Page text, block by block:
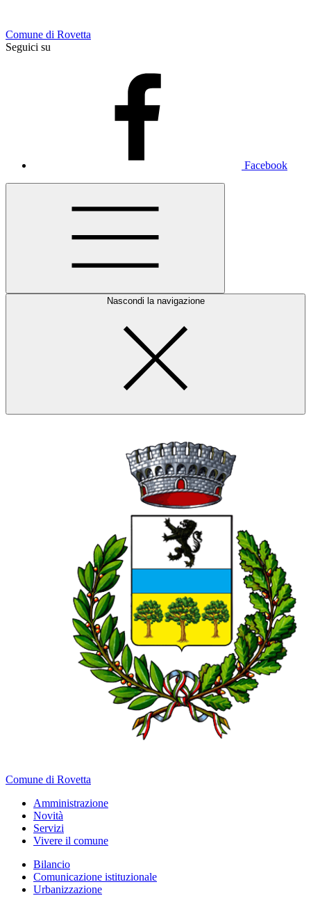
Comune di Rovetta
Seguici su
Facebook
Nascondi la navigazione
Comune di Rovetta
Amministrazione
Novità
Servizi
Vivere il comune
Bilancio
Comunicazione istituzionale
Urbanizzazione